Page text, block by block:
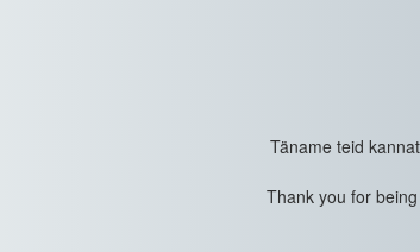
Täname teid
Thank you for